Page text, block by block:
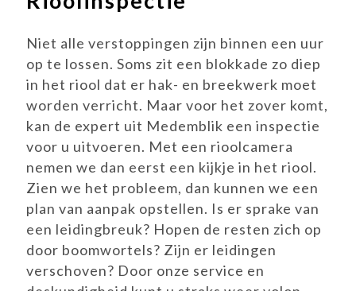
Niet alle verstoppingen zijn binnen een uur
op te lossen. Soms zit een blokkade zo diep
in het riool dat er hak- en breekwerk moet
worden verricht. Maar voor het zover komt,
kan de expert uit Medemblik een inspectie
voor u uitvoeren. Met een rioolcamera
nemen we dan eerst een kijkje in het riool.
Zien we het probleem, dan kunnen we een
plan van aanpak opstellen. Is er sprake van
een leidingbreuk? Hopen de resten zich op
door boomwortels? Zijn er leidingen
verschoven? Door onze service en